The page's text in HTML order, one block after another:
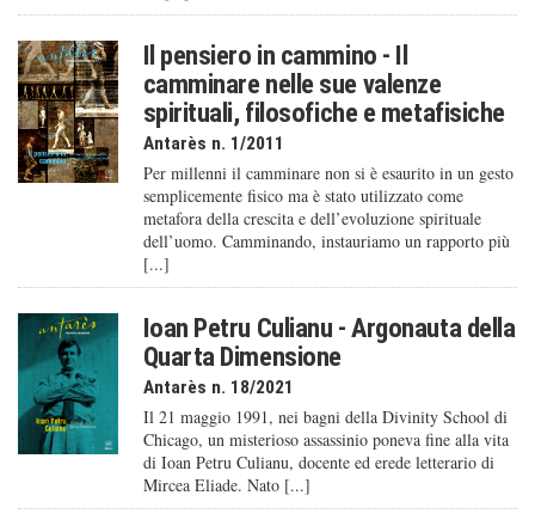
Il pensiero in cammino - Il
camminare nelle sue valenze
spirituali, filosofiche e metafisiche
Antarès n. 1/2011
Per millenni il camminare non si è esaurito in un gesto
semplicemente fisico ma è stato utilizzato come
metafora della crescita e dell’evoluzione spirituale
dell’uomo. Camminando, instauriamo un rapporto più
[...]
Ioan Petru Culianu - Argonauta della
Quarta Dimensione
Antarès n. 18/2021
Il 21 maggio 1991, nei bagni della Divinity School di
Chicago, un misterioso assassinio poneva fine alla vita
di Ioan Petru Culianu, docente ed erede letterario di
Mircea Eliade. Nato [...]